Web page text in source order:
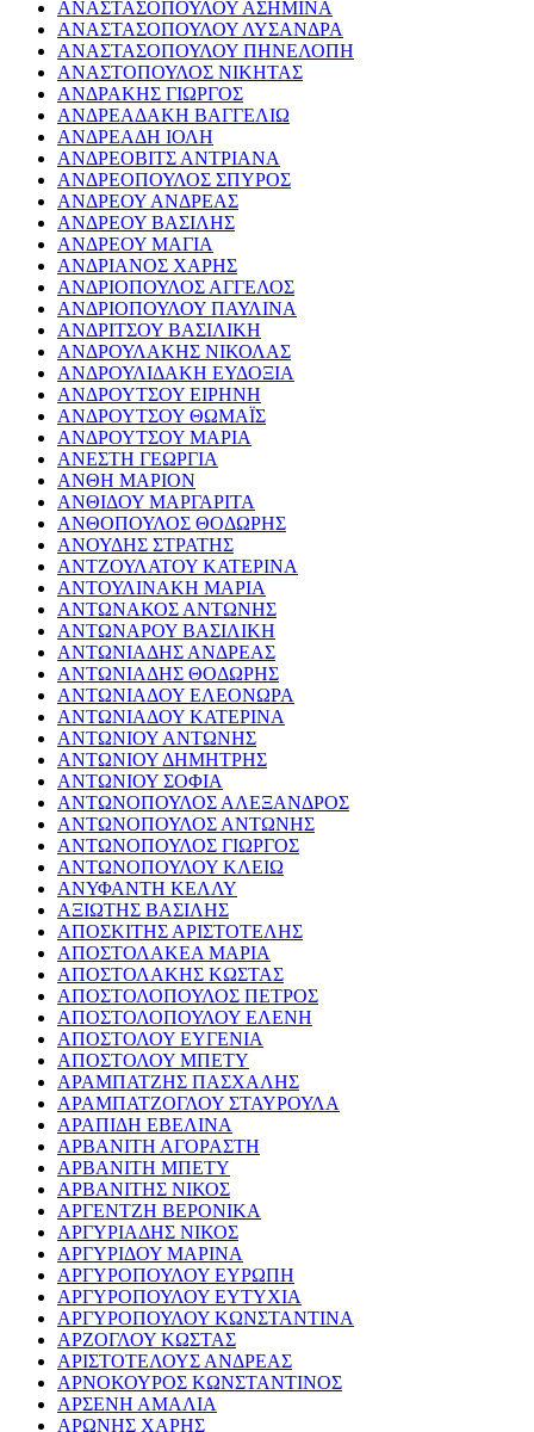
ΑΝΑΣΤΑΣΟΠΟΥΛΟΥ ΑΣΗΜΙΝΑ
ΑΝΑΣΤΑΣΟΠΟΥΛΟΥ ΛΥΣΑΝΔΡΑ
ΑΝΑΣΤΑΣΟΠΟΥΛΟΥ ΠΗΝΕΛΟΠΗ
ΑΝΑΣΤΟΠΟΥΛΟΣ ΝΙΚΗΤΑΣ
ΑΝΔΡΑΚΗΣ ΓΙΩΡΓΟΣ
ΑΝΔΡΕΑΔΑΚΗ ΒΑΓΓΕΛΙΩ
ΑΝΔΡΕΑΔΗ ΙΟΛΗ
ΑΝΔΡΕΟΒΙΤΣ ΑΝΤΡΙΑΝΑ
ΑΝΔΡΕΟΠΟΥΛΟΣ ΣΠΥΡΟΣ
ΑΝΔΡΕΟΥ ΑΝΔΡΕΑΣ
ΑΝΔΡΕΟΥ ΒΑΣΙΛΗΣ
ΑΝΔΡΕΟΥ ΜΑΓΙΑ
ΑΝΔΡΙΑΝΟΣ ΧΑΡΗΣ
ΑΝΔΡΙΟΠΟΥΛΟΣ ΑΓΓΕΛΟΣ
ΑΝΔΡΙΟΠΟΥΛΟΥ ΠΑΥΛΙΝΑ
ΑΝΔΡΙΤΣΟΥ ΒΑΣΙΛΙΚΗ
ΑΝΔΡΟΥΛΑΚΗΣ ΝΙΚΟΛΑΣ
ΑΝΔΡΟΥΛΙΔΑΚΗ ΕΥΔΟΞΙΑ
ΑΝΔΡΟΥΤΣΟΥ ΕΙΡΗΝΗ
ΑΝΔΡΟΥΤΣΟΥ ΘΩΜΑΪΣ
ΑΝΔΡΟΥΤΣΟΥ ΜΑΡΙΑ
ΑΝΕΣΤΗ ΓΕΩΡΓΙΑ
ΑΝΘΗ ΜΑΡΙΟΝ
ΑΝΘΙΔΟΥ ΜΑΡΓΑΡΙΤΑ
ΑΝΘΟΠΟΥΛΟΣ ΘΟΔΩΡΗΣ
ΑΝΟΥΔΗΣ ΣΤΡΑΤΗΣ
ΑΝΤΖΟΥΛΑΤΟΥ ΚΑΤΕΡΙΝΑ
ΑΝΤΟΥΛΙΝΑΚΗ ΜΑΡΙΑ
ΑΝΤΩΝΑΚΟΣ ΑΝΤΩΝΗΣ
ΑΝΤΩΝΑΡΟΥ ΒΑΣΙΛΙΚΗ
ΑΝΤΩΝΙΑΔΗΣ ΑΝΔΡΕΑΣ
ΑΝΤΩΝΙΑΔΗΣ ΘΟΔΩΡΗΣ
ΑΝΤΩΝΙΑΔΟΥ ΕΛΕΟΝΩΡΑ
ΑΝΤΩΝΙΑΔΟΥ ΚΑΤΕΡΙΝΑ
ΑΝΤΩΝΙΟΥ ΑΝΤΩΝΗΣ
ΑΝΤΩΝΙΟΥ ΔΗΜΗΤΡΗΣ
ΑΝΤΩΝΙΟΥ ΣΟΦΙΑ
ΑΝΤΩΝΟΠΟΥΛΟΣ ΑΛΕΞΑΝΔΡΟΣ
ΑΝΤΩΝΟΠΟΥΛΟΣ ΑΝΤΩΝΗΣ
ΑΝΤΩΝΟΠΟΥΛΟΣ ΓΙΩΡΓΟΣ
ΑΝΤΩΝΟΠΟΥΛΟΥ ΚΛΕΙΩ
ΑΝΥΦΑΝΤΗ ΚΕΛΛΥ
ΑΞΙΩΤΗΣ ΒΑΣΙΛΗΣ
ΑΠΟΣΚΙΤΗΣ ΑΡΙΣΤΟΤΕΛΗΣ
ΑΠΟΣΤΟΛΑΚΕΑ ΜΑΡΙΑ
ΑΠΟΣΤΟΛΑΚΗΣ ΚΩΣΤΑΣ
ΑΠΟΣΤΟΛΟΠΟΥΛΟΣ ΠΕΤΡΟΣ
ΑΠΟΣΤΟΛΟΠΟΥΛΟΥ ΕΛΕΝΗ
ΑΠΟΣΤΟΛΟΥ ΕΥΓΕΝΙΑ
ΑΠΟΣΤΟΛΟΥ ΜΠΕΤΥ
ΑΡΑΜΠΑΤΖΗΣ ΠΑΣΧΑΛΗΣ
ΑΡΑΜΠΑΤΖΟΓΛΟΥ ΣΤΑΥΡΟΥΛΑ
ΑΡΑΠΙΔΗ ΕΒΕΛΙΝΑ
ΑΡΒΑΝΙΤΗ ΑΓΟΡΑΣΤΗ
ΑΡΒΑΝΙΤΗ ΜΠΕΤΥ
ΑΡΒΑΝΙΤΗΣ ΝΙΚΟΣ
ΑΡΓΕΝΤΖΗ ΒΕΡΟΝΙΚΑ
ΑΡΓΥΡΙΑΔΗΣ ΝΙΚΟΣ
ΑΡΓΥΡΙΔΟΥ ΜΑΡΙΝΑ
ΑΡΓΥΡΟΠΟΥΛΟΥ ΕΥΡΩΠΗ
ΑΡΓΥΡΟΠΟΥΛΟΥ ΕΥΤΥΧΙΑ
ΑΡΓΥΡΟΠΟΥΛΟΥ ΚΩΝΣΤΑΝΤΙΝΑ
ΑΡΖΟΓΛΟΥ ΚΩΣΤΑΣ
ΑΡΙΣΤΟΤΕΛΟΥΣ ΑΝΔΡΕΑΣ
ΑΡΝΟΚΟΥΡΟΣ ΚΩΝΣΤΑΝΤΙΝΟΣ
ΑΡΣΕΝΗ ΑΜΑΛΙΑ
ΑΡΩΝΗΣ ΧΑΡΗΣ